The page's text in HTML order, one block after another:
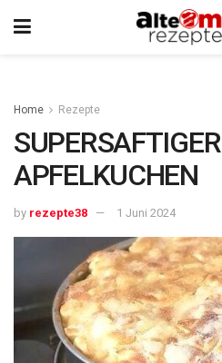
Home Rezepte
SUPERSAFTIGER
APFELKUCHEN
by rezepte38 1 Juni 2024